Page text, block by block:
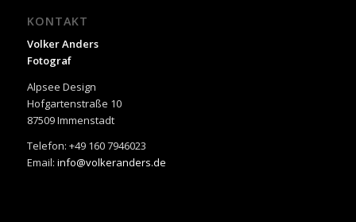
KONTAKT
Volker Anders
Fotograf
Alpsee Design
Hofgartenstraße 10
87509 Immenstadt
Telefon: +49 160 7946023
Email: info@volkeranders.de